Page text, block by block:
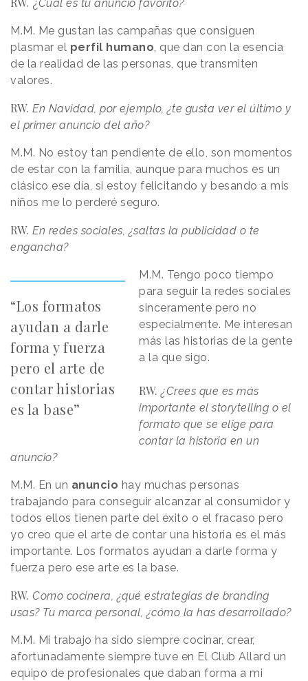
¿Cuál es tu anuncio favorito?
M.M. Me gustan las campañas que consiguen
plasmar el perfil humano, que dan con la esencia
de la realidad de las personas, que transmiten
valores.
RW. En Navidad, por ejemplo, ¿te gusta ver el último y
el primer anuncio del año?
M.M. No estoy tan pendiente de ello, son momentos
de estar con la familia, aunque para muchos es un
clásico ese día, si estoy felicitando y besando a mis
niños me lo perderé seguro.
RW. En redes sociales, ¿saltas la publicidad o te
engancha?
“Los formatos
ayudan a darle
forma y fuerza
pero el arte de
contar historias
es la base”
M.M. Tengo poco tiempo
para seguir la redes sociales
sinceramente pero no
especialmente. Me interesan
más las historias de la gente
a la que sigo.
RW.¿Crees que es más
importante el storytelling o el
formato que se elige para
contar la historia en un
anuncio?
M.M. En un anuncio hay muchas personas
trabajando para conseguir alcanzar al consumidor y
todos ellos tienen parte del éxito o el fracaso pero
yo creo que el arte de contar una historia es el más
importante. Los formatos ayudan a darle forma y
fuerza pero ese arte es la base.
RW. Como cocinera, ¿qué estrategias de branding
usas? Tu marca personal, ¿cómo la has desarrollado?
M.M. Mi trabajo ha sido siempre cocinar, crear,
afortunadamente siempre tuve en El Club Allard un
equipo de profesionales que daban forma a mi